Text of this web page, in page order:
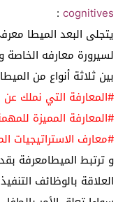
cognitives
:
يتجلى البعد الميطا
بين ثلاثة أنواع من
#المعارفة التي نملك عن
#المعارفة المميزة
#معارف الاستراتيجيات
و ترتبط الميطامعرفة
العلاقة بالوظائف